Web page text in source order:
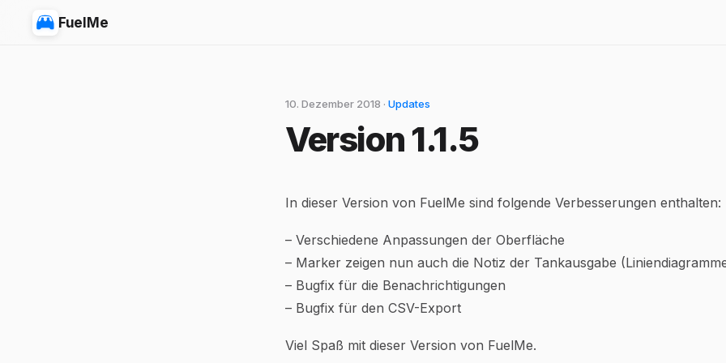
FuelMe
10. Dezember 2018 · Updates
Version 1.1.5
In dieser Version von FuelMe sind folgende Verbesserungen enthalten:
– Verschiedene Anpassungen der Oberfläche
– Marker zeigen nun auch die Notiz der Tankausgabe
– Bugfix für die Benachrichtigungen
– Bugfix für den CSV-Export
Viel Spaß mit dieser Version von FuelMe.